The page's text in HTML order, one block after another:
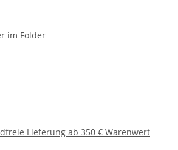
im Folder
Lieferung ab 350 € Warenwert